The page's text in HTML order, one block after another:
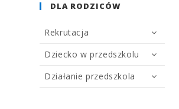
DLA RODZICÓW
Rekrutacja
Dziecko w przedszkolu
Działanie przedszkola